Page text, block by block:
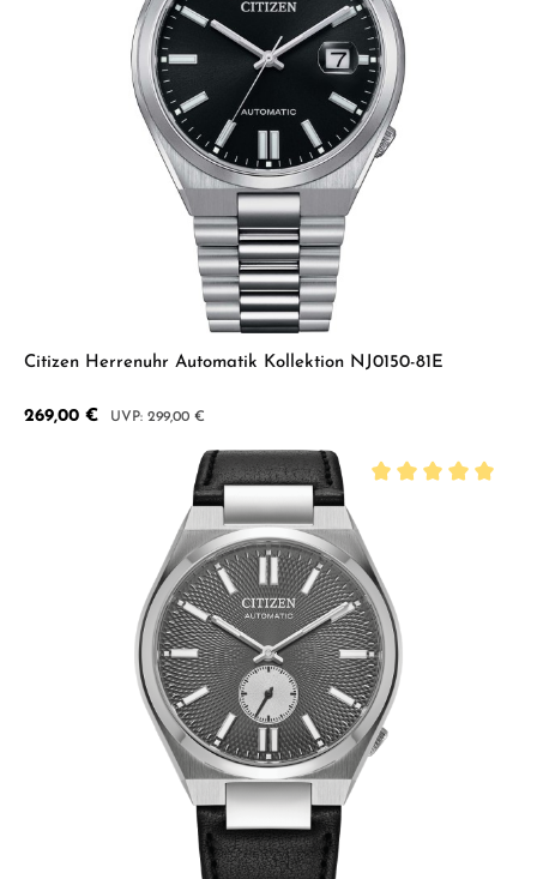
Citizen Herrenuhr Automatik Kollektion NJ0150-81E
Verkaufspreis:
269,00 € Regulärer Preis:
299,00 €